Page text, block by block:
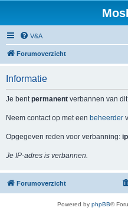
V&A
Forumoverzicht
Informatie
Je bentpermanent verbannen van
Neem contact op met een beheerder
Opgegeven reden voor verbanning:
Je IP-adres is verbannen.
Forumoverzicht
Powered by phpBB®